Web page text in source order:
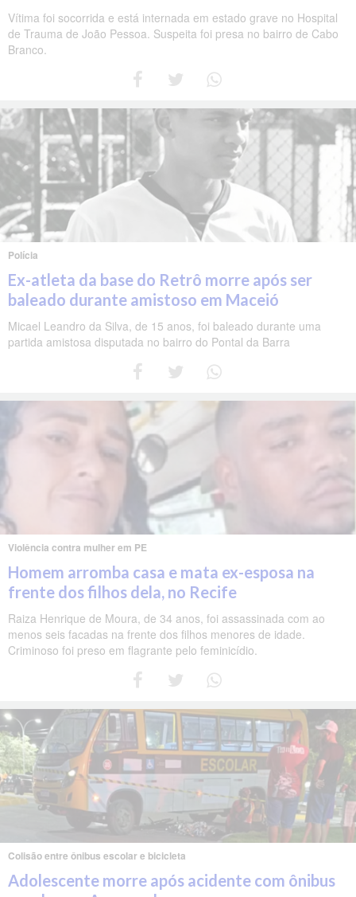
Vítima foi socorrida e está internada em estado grave no Hospital
de Trauma de João Pessoa. Suspeita foi presa no bairro de Cabo
Branco.
Polícia
Ex-atleta da base do Retrô morre após ser
baleado durante amistoso em Maceió
Micael Leandro da Silva, de 15 anos, foi baleado durante uma
partida amistosa disputada no bairro do Pontal da Barra
Violência contra mulher em PE
Homem arromba casa e mata ex-esposa na
frente dos filhos dela, no Recife
Raiza Henrique de Moura, de 34 anos, foi assassinada com ao
menos seis facadas na frente dos filhos menores de idade.
Criminoso foi preso em flagrante pelo feminicídio.
Colisão entre ônibus escolar e bicicleta
Adolescente morre após acidente com ônibus